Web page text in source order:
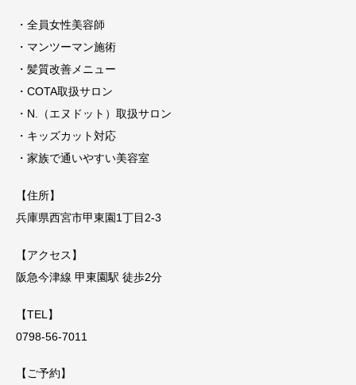
・全員女性美容師
・マンツーマン施術
・髪質改善メニュー
・COTA取扱サロン
・N.（エヌドット）取扱サロン
・キッズカット対応
・家族で通いやすい美容室
【住所】
兵庫県西宮市甲東園1丁目2-3
【アクセス】
阪急今津線 甲東園駅 徒歩2分
【TEL】
0798-56-7011
【ご予約】